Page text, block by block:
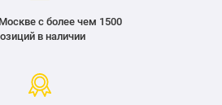
с более чем 1500
в наличии